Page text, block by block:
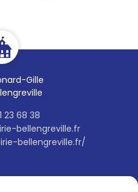
Gille
23 68 38
bellengreville.fr
bellengreville.fr/